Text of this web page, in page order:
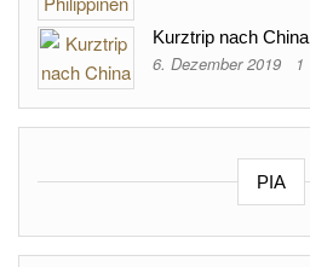
Kurztrip nach China
6. Dezember 2019 1
PIA